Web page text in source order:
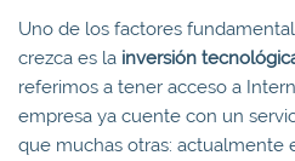
Uno de los factores
crezca es la inversión
referimos a tener acceso a
empresa ya cuente con un
que muchas otras: actualmente